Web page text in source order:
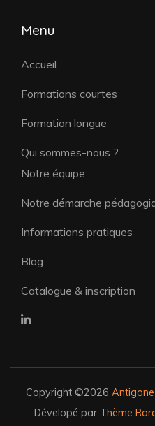
Menu
Accueil
Formations courtes
Formation longue
Qui sommes-nous ?
Notre équipe
Notre démarche
Informations pratiques
Blog
Catalogue & inscription
Copyright ©2026
Dévelopé par Thème